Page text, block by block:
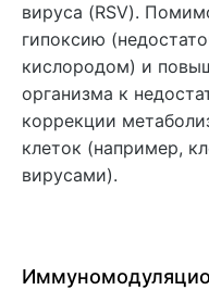
вируса (RSV).
гипоксию
кислородом) и
организма к
коррекции
клеток (например,
вирусами).